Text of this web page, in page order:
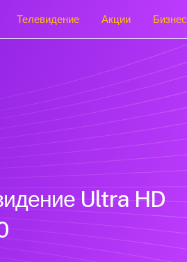
Телевидение Акции Бизнес
Ultra HD